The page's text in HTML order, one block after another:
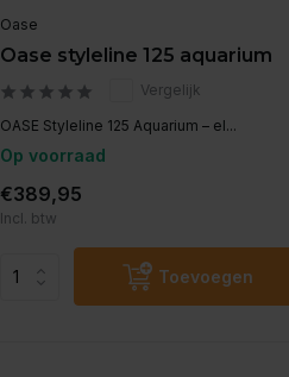
Oase
Oase styleline 125 aquarium
Vergelijk
OASE Styleline 125 Aquarium – el...
Op voorraad
€389,95
Incl. btw
Toevoegen